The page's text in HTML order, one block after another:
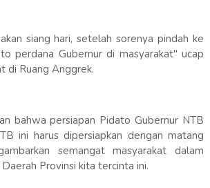
siang hari, setelah sorenya pindah ke
perdana Gubernur di masyarakat" ucap
di Ruang Anggrek.
bahwa persiapan Pidato Gubernur NTB
ini harus dipersiapkan dengan matang
semangat masyarakat dalam
Provinsi kita tercinta ini.